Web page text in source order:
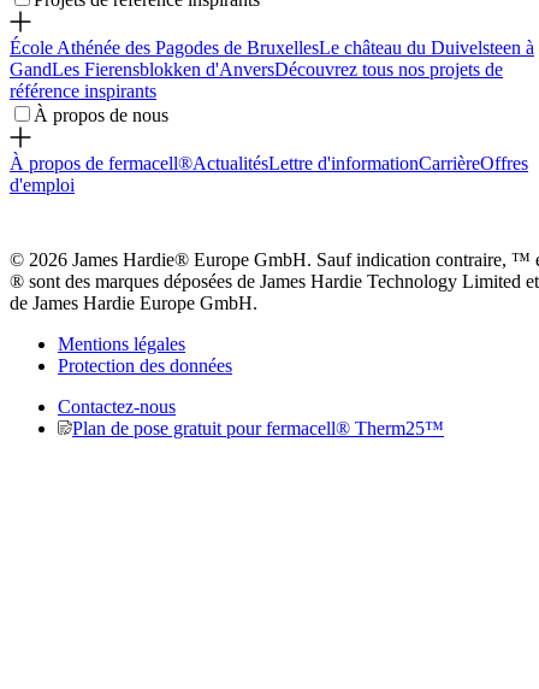
École Athénée des Pagodes de BruxellesLe château du Duivelsteen à
GandLes Fierensblokken d'AnversDécouvrez tous nos projets de
référence inspirants
À propos de nous
À propos de fermacell®ActualitésLettre d'informationCarrièreOffres
d'emploi
© 2026 James Hardie® Europe GmbH. Sauf indication contraire, ™
® sont des marques déposées de James Hardie Technology Limited et
de James Hardie Europe GmbH.
Mentions légales
Protection des données
Contactez-nous
Plan de pose gratuit pour fermacell® Therm25™